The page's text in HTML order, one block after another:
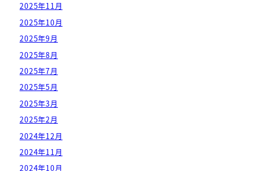
2025年11月
2025年10月
2025年9月
2025年8月
2025年7月
2025年5月
2025年3月
2025年2月
2024年12月
2024年11月
2024年10月